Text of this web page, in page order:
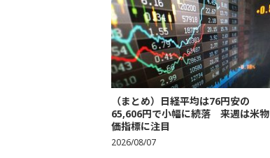
（まとめ）日経平均は76円安の
65,606円で小幅に続落 来週は米物
価指標に注目
2026/08/07